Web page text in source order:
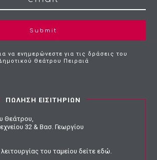
Submit
να ενημερώνεστε για τις δράσεις του
Θεάτρου Πειραιά
ΠΩΛΗΣΗ ΕΙΣΙΤΗΡΙΩΝ
Θεάτρου,
32 & Βασ. Γεωργίου
του ταμείουδείτε εδώ.